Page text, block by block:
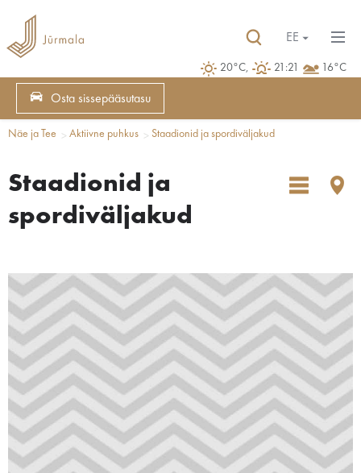
20°C, 21:21 16°C
EE
Osta sissepääsutasu
Näe ja Tee Aktiivne puhkus Staadionid ja spordiväljakud
Staadionid ja
spordiväljakud